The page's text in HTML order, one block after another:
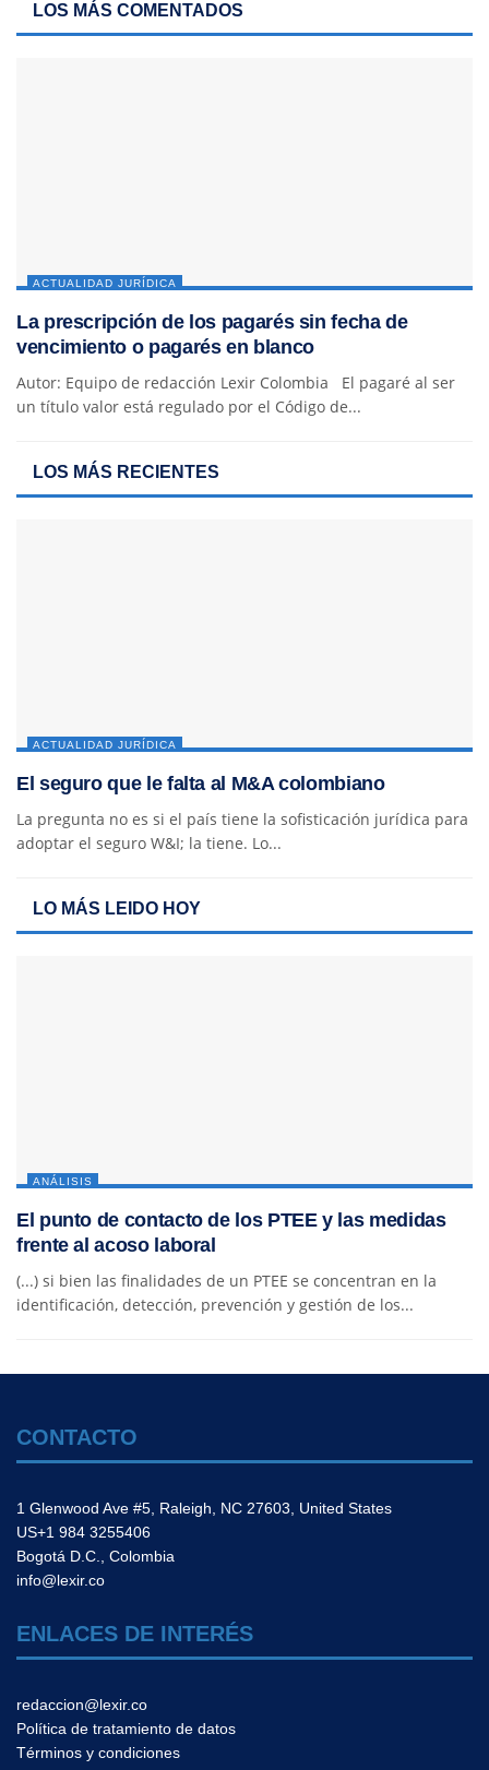
LOS MÁS COMENTADOS
ACTUALIDAD JURÍDICA
La prescripción de los pagarés sin fecha de
vencimiento o pagarés en blanco
Autor: Equipo de redacción Lexir Colombia El pagaré al ser
un título valor está regulado por el Código de...
LOS MÁS RECIENTES
ACTUALIDAD JURÍDICA
El seguro que le falta al M&A colombiano
La pregunta no es si el país tiene la sofisticación jurídica para
adoptar el seguro W&I; la tiene. Lo...
LO MÁS LEIDO HOY
ANÁLISIS
El punto de contacto de los PTEE y las medidas
frente al acoso laboral
(...) si bien las finalidades de un PTEE se concentran en la
identificación, detección, prevención y gestión de los...
CONTACTO
1 Glenwood Ave #5, Raleigh, NC 27603, United States
US+1 984 3255406
Bogotá D.C., Colombia
info@lexir.co
ENLACES DE INTERÉS
redaccion@lexir.co
Política de tratamiento de datos
Términos y condiciones